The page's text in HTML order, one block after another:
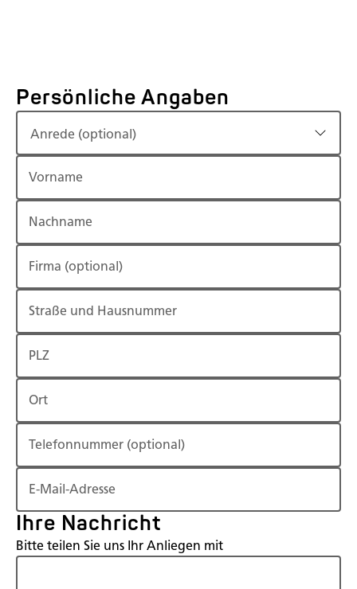
Persönliche Angaben
Anrede (optional)
Vorname
Nachname
Firma (optional)
Straße und Hausnummer
PLZ
Ort
Telefonnummer (optional)
E-Mail-Adresse
Ihre Nachricht
Bitte teilen Sie uns Ihr Anliegen mit